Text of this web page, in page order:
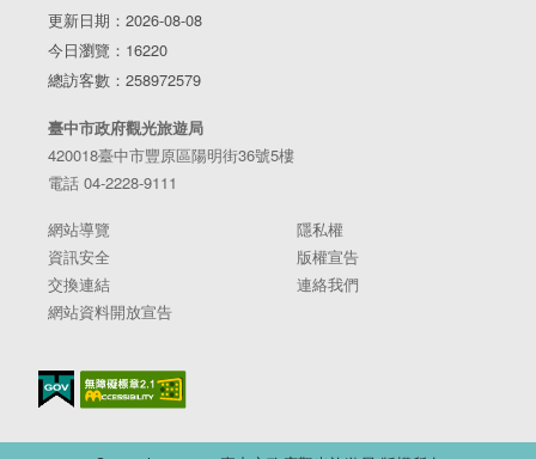
更新日期：2026-08-08
今日瀏覽：16220
總訪客數：258972579
臺中市政府觀光旅遊局
420018臺中市豐原區陽明街36號5樓
電話 04-2228-9111
網站導覽
隱私權
資訊安全
版權宣告
交換連結
連絡我們
網站資料開放宣告